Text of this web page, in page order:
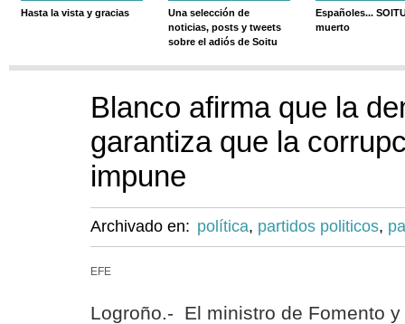
Hasta la vista y gracias
Una selección de
noticias, posts y tweets
sobre el adiós de Soitu
Españoles...
muerto
Blanco afirma que la
garantiza que la
impune
Archivado en: política, partidos politicos,
EFE
Logroño.- El ministro de Fomento